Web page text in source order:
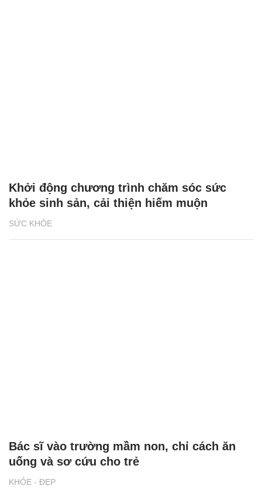
SỨC KHỎE
Khởi động chương trình chăm sóc sức
khỏe sinh sản, cải thiện hiếm muộn
KHỎE - ĐẸP
Bác sĩ vào trường mầm non, chỉ cách ăn
uống và sơ cứu cho trẻ